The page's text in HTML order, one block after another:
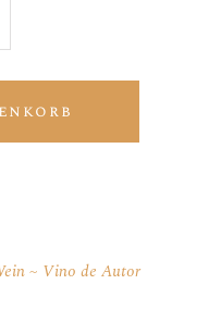
Vino de Autor